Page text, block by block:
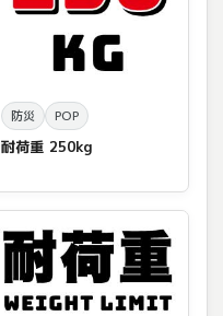
防災 POP
耐荷重 250kg